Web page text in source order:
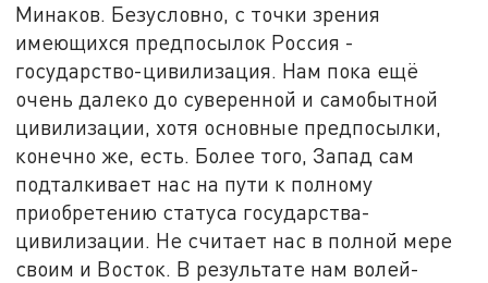
Минаков. Безусловно, с точки зрения
имеющихся предпосылок Россия -
государство-цивилизация. Нам пока ещё
очень далеко до суверенной и самобытной
цивилизации, хотя основные предпосылки,
конечно же, есть. Более того, Запад сам
подталкивает нас на пути к полному
приобретению статуса государства-
цивилизации. Не считает нас в полной мере
своим и Восток. В результате нам волей-